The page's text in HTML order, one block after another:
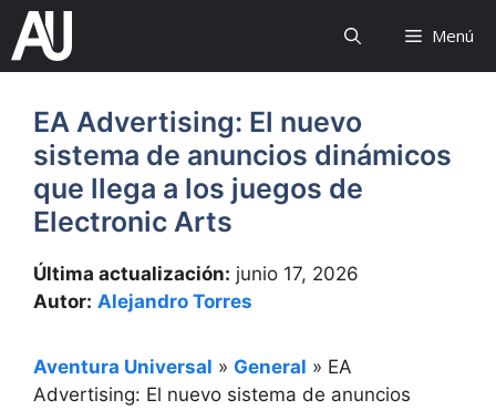
Saltar
contenido
Menú
EA Advertising: El nuevo
sistema de anuncios dinámicos
que llega a los juegos de
Electronic Arts
Última actualización: junio 17, 2026
Autor: Alejandro Torres
Aventura Universal » General » EA
Advertising: El nuevo sistema de anuncios